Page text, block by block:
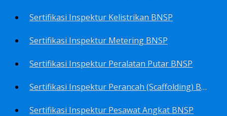
Sertifikasi Inspektur Kelistrikan BNSP
Sertifikasi Inspektur Metering BNSP
Sertifikasi Inspektur Peralatan Putar BNSP
Sertifikasi Inspektur Perancah (Scaffolding) BNSP
Sertifikasi Inspektur Pesawat Angkat BNSP